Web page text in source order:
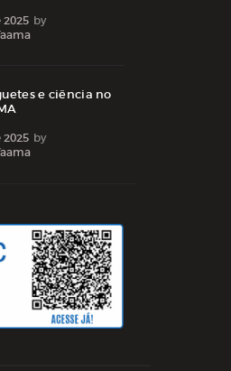
2025 by
e ciência no
2025 by